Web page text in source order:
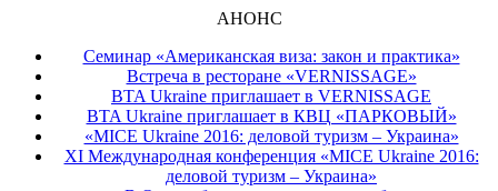
АНОНС
Семинар «Американская виза: закон и практика»
Встреча в ресторане «VERNISSAGE»
BTA Ukraine приглашает в VERNISSAGE
BTA Ukraine приглашает в КВЦ «ПАРКОВЫЙ»
«MICE Ukraine 2016: деловой туризм – Украина»
ХI Международная конференция «MICE Ukraine 2016:
деловой туризм – Украина»